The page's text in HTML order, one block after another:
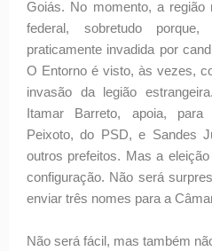
Goiás. No momento, a região
federal, sobretudo
praticamente invadida por
O Entorno é visto, às vezes,
invasão da legião
Itamar Barreto, apoia, para
Peixoto, do PSD, e Sandes
outros prefeitos. Mas a
configuração. Não será
enviar três nomes para a
Não será fácil, mas também